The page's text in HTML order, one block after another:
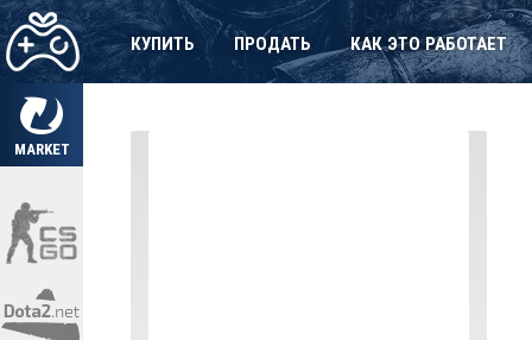
MARKET
КУПИТЬ ПРОДАТЬ КАК ЭТО РАБОТАЕТ